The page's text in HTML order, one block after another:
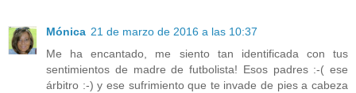
Mónica 21 de marzo de 2016 a las 10:37
Me ha encantado, me siento tan identificada con tus
sentimientos de madre de futbolista! Esos padres :-( ese
árbitro :-) y ese sufrimiento que te invade de pies a cabeza